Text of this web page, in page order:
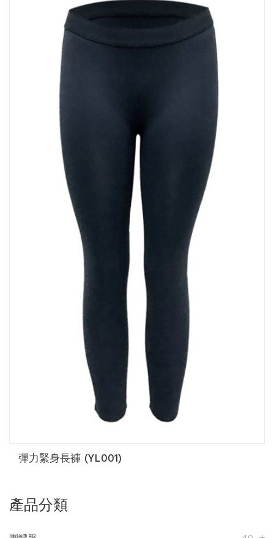
彈力緊身長褲 (YL001)
產品分類